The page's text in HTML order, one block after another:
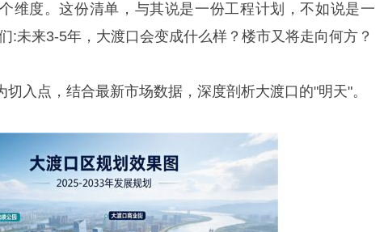
维度。这份清单，与其说是一份工程计划，不如说是一
:未来3-5年，大渡口会变成什么样？楼市又将走向何方？
入点，结合最新市场数据，深度剖析大渡口的"明天"。